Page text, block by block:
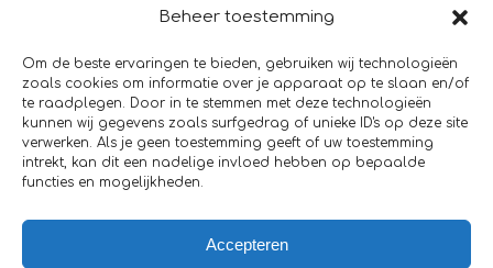
Beheer toestemming
Om de beste ervaringen te bieden, gebruiken wij technologieën
zoals cookies om informatie over je apparaat op te slaan en/of
te raadplegen. Door in te stemmen met deze technologieën
kunnen wij gegevens zoals surfgedrag of unieke ID's op deze site
verwerken. Als je geen toestemming geeft of uw toestemming
intrekt, kan dit een nadelige invloed hebben op bepaalde
functies en mogelijkheden.
Accepteren
“Wie het gemakkelijk maakt voor iemand (met
schulden) in moeilijkheden, Allah zal het
gemakkelijk voor hem maken in deze wereld
en in het Hiernamaals.”